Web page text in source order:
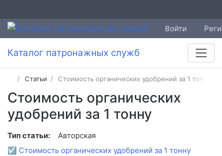
Войти
Каталог патронажных служб
Статьи Стоимость органических удобрений за 1 тонну
Стоимость органических
удобрений за 1 тонну
Тип статьи:
Авторская
☑ Стоимость органических удобрений за 1 тонну